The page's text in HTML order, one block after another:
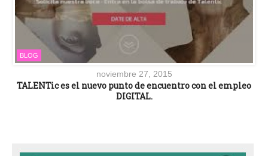
BLOG
noviembre 27, 2015
TALENTic es el nuevo punto de encuentro con el empleo
DIGITAL.